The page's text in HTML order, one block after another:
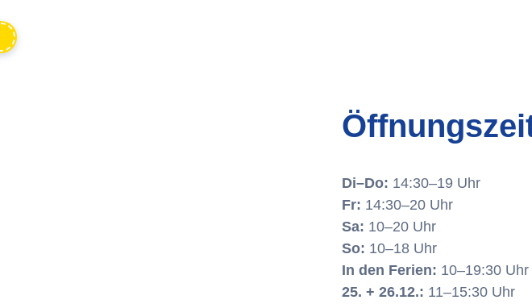
Di–Do: 14:30–19 Uhr
Fr: 14:30–20 Uhr
Sa: 10–20 Uhr
So: 10–18 Uhr
In den Ferien: 10–19:30 Uhr
25. + 26.12.: 11–15:30 Uhr